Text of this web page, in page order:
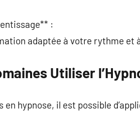
:
adaptée à votre rythme et
Utiliser
en hypnose, il est possible